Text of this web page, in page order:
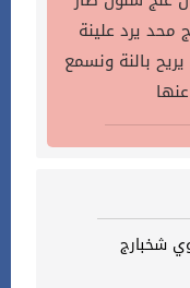
يرد علينة
بالنة ونسمع
شخبارج